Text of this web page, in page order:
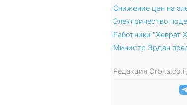
Снижение цен на
Электричество
Работники
Министр Эрдан
Редакция